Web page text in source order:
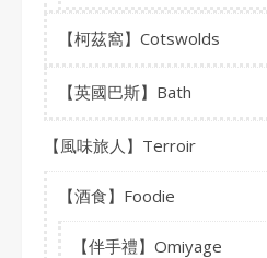
【柯茲窩】Cotswolds
【英國巴斯】Bath
【風味旅人】Terroir
【酒食】Foodie
【伴手禮】Omiyage